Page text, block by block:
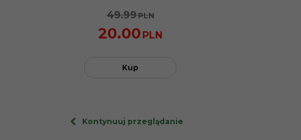
49.99PLN
20.00 PLN
Kup
Kontynuuj przeglądanie